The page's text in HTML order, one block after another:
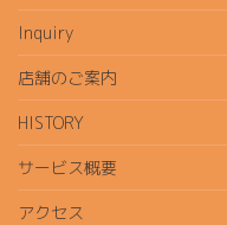
Inquiry
店舗のご案内
HISTORY
サービス概要
アクセス